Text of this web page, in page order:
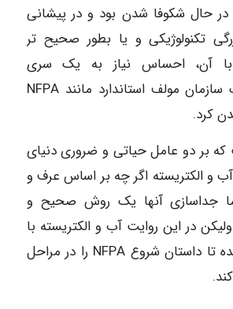
حال شکوفا شدن بود و در پیشانی
تکنولوژیکی و یا بطور صحیح تر
با آن، احساس نیاز به یک سری
استانداردها و یک سازمان مولف استاندارد مانند NFPA
کرد.
بر دو عامل حیاتی و ضروری دنیای
و الکتریسته اگر چه بر اساس عرف و
جداسازی آنها یک روش صحیح و
در این روایت آب و الکتریسته با
یکدیگر مخلوط شده تا داستان شروع NFPA را در مراحل